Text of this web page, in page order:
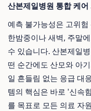
산본제일병원 통합 케
예측 불가능성은 고위
한밤중이나 새벽, 주말
수 있습니다. 산본제일
떤 순간에도 산모와 아
일 흔들림 없는 응급 대
템의 핵심은 바로 '신속
를 목표로 모든 의료 자